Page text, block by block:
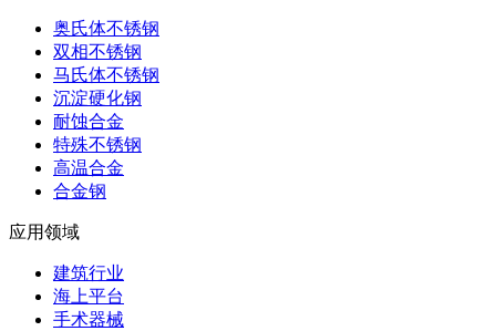
奥氏体不锈钢
双相不锈钢
马氏体不锈钢
沉淀硬化钢
耐蚀合金
特殊不锈钢
高温合金
合金钢
应用领域
建筑行业
海上平台
手术器械